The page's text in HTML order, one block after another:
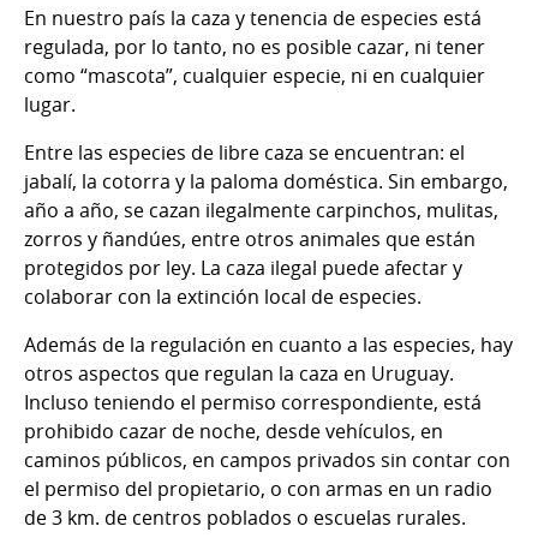
En nuestro país la caza y tenencia de especies está
regulada, por lo tanto, no es posible cazar, ni tener
como “mascota”, cualquier especie, ni en cualquier
lugar.
Entre las especies de libre caza se encuentran: el
jabalí, la cotorra y la paloma doméstica. Sin embargo,
año a año, se cazan ilegalmente carpinchos, mulitas,
zorros y ñandúes, entre otros animales que están
protegidos por ley. La caza ilegal puede afectar y
colaborar con la extinción local de especies.
Además de la regulación en cuanto a las especies, hay
otros aspectos que regulan la caza en Uruguay.
Incluso teniendo el permiso correspondiente, está
prohibido cazar de noche, desde vehículos, en
caminos públicos, en campos privados sin contar con
el permiso del propietario, o con armas en un radio
de 3 km. de centros poblados o escuelas rurales.